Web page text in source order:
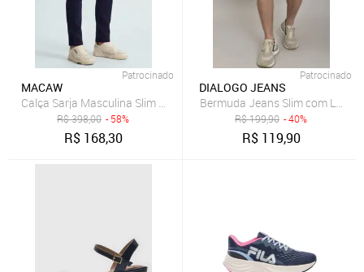
Patrocinado
MACAW
R$398,00 - 58%
R$ 168,30
Patrocinado
DIALOGO JEANS
Bermuda Jeans Slim com
R$199,90 - 40%
R$ 119,90